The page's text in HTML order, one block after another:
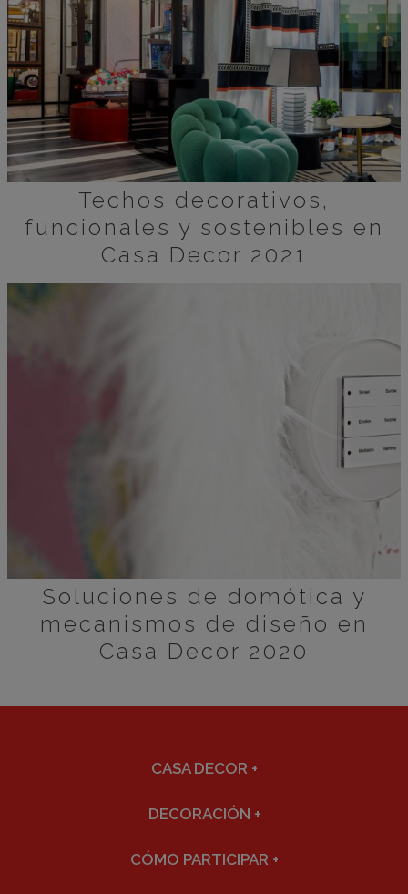
Techos decorativos,
funcionales y sostenibles en
Casa Decor 2021
Soluciones de domótica y
mecanismos de diseño en
Casa Decor 2020
CASA DECOR +
DECORACIÓN +
CÓMO PARTICIPAR +